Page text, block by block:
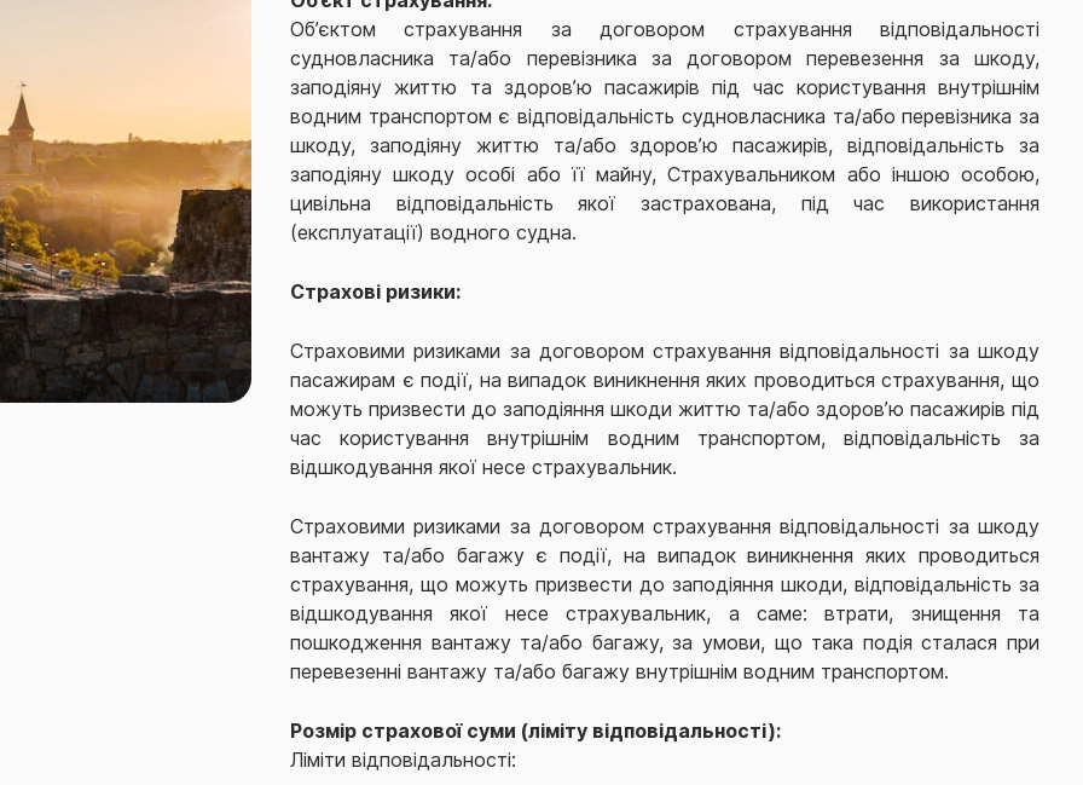
Об’єктом страхування за договором страхування відповідальності
судновласника та/або перевізника за договором перевезення за шкоду,
заподіяну життю та здоров’ю пасажирів під час користування внутрішнім
водним транспортом є відповідальність судновласника та/або перевізника за
шкоду, заподіяну життю та/або здоров’ю пасажирів, відповідальність за
заподіяну шкоду особі або її майну, Страхувальником або іншою особою,
цивільна відповідальність якої застрахована, під час використання
(експлуатації) водного судна.
Страхові ризики:
Страховими ризиками за договором страхування відповідальності за шкоду
пасажирам є події, на випадок виникнення яких проводиться страхування, що
можуть призвести до заподіяння шкоди життю та/або здоров’ю пасажирів під
час користування внутрішнім водним транспортом, відповідальність за
відшкодування якої несе страхувальник.
Страховими ризиками за договором страхування відповідальності за шкоду
вантажу та/або багажу є події, на випадок виникнення яких проводиться
страхування, що можуть призвести до заподіяння шкоди, відповідальність за
відшкодування якої несе страхувальник, а саме: втрати, знищення та
пошкодження вантажу та/або багажу, за умови, що така подія сталася при
перевезенні вантажу та/або багажу внутрішнім водним транспортом.
Розмір страхової суми (ліміту відповідальності):
Ліміти відповідальності: